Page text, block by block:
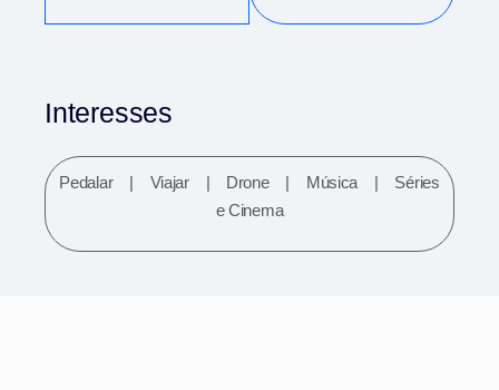
Interesses
Pedalar | Viajar | Drone | Música | Séries
e Cinema